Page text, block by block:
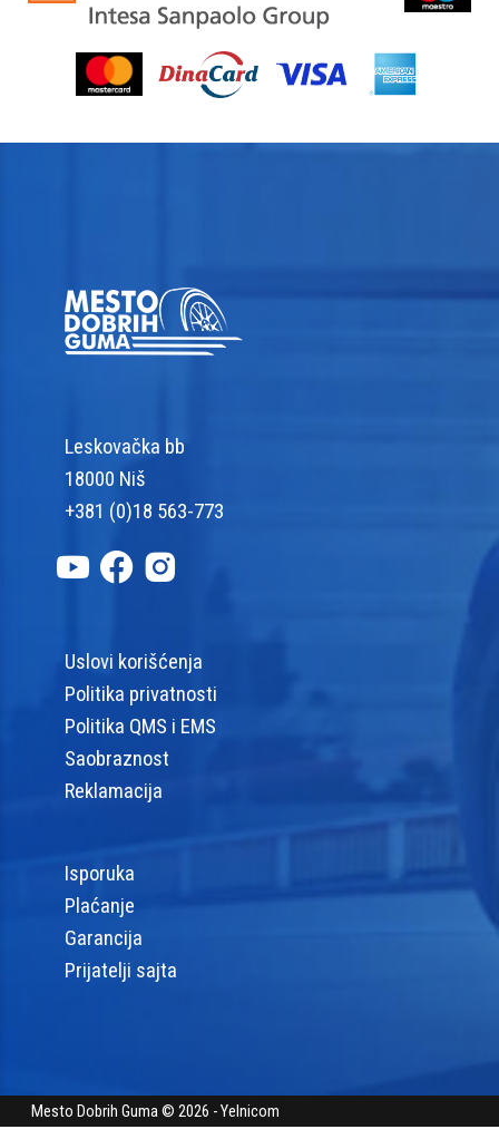
Leskovačka bb
18000 Niš
+381 (0)18 563-773
Uslovi korišćenja
Politika privatnosti
Politika QMS i EMS
Saobraznost
Reklamacija
Isporuka
Plaćanje
Garancija
Prijatelji sajta
Mesto Dobrih Guma © 2026 - Yelnicom